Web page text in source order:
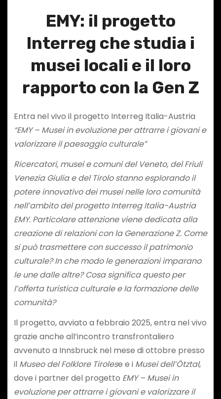
EMY: il progetto
Interreg che studia i
musei locali e il loro
rapporto con la Gen Z
Entra nel vivo il progetto Interreg Italia-Austria
“EMY – Musei in evoluzione per attrarre i giovani e
valorizzare il paesaggio culturale”
Ricercatori, musei e comuni del Veneto, del Friuli
Venezia Giulia e del Tirolo stanno esplorando il
potere innovativo dei musei nelle loro comunità
nell’ambito del progetto Interreg Italia-Austria
EMY. Particolare attenzione viene dedicata alla
creazione di relazioni con la Generazione Z. Come
si può trasmettere con successo il patrimonio
culturale? In che modo le generazioni imparano
le une dalle altre? Cosa significa questo per
l’offerta turistica culturale e la formazione delle
comunità?
Il progetto, avviato a febbraio 2025, entra nel vivo
grazie anche all’incontro transfrontaliero
avvenuto a Innsbruck nel mese di ottobre presso
il Museo del Folklore Tirolese e i Musei dell’Ötztal,
dove i partner del progetto EMY – Musei in
evoluzione per attrarre i giovani e valorizzare il